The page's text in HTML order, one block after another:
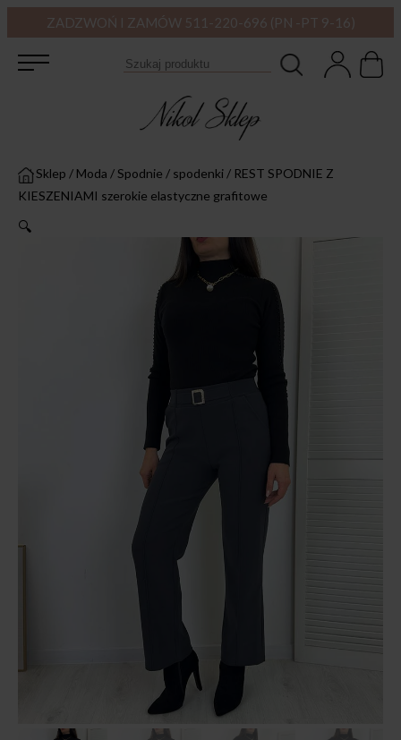
ZADZWOŃ I ZAMÓW 511-220-696 (PN -PT 9-16)
Sklep / Moda /Spodnie / spodenki / REST SPODNIE Z
KIESZENIAMI szerokie elastyczne grafitowe
🔍